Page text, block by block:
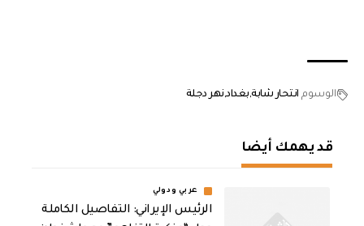
الوسوم انتحار شابة بغداد نهر دجلة
قد يهمك أيضا
عربي ودولي
الرئيس الإيراني: التفاصيل الكاملة